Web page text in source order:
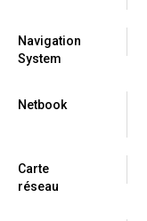
Navigation
System
Netbook
Carte
réseau